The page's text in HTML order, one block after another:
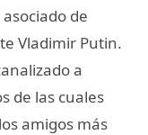
de
Vladimir Putin.
a
de las cuales
amigos más